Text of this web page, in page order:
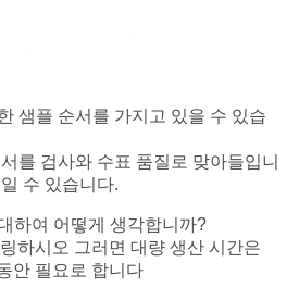
샘플 순서를 가지고 있을 수 있습
를 검사와 수표 품질로 맞아들입니
수 있습니다.
하여 어떻게 생각합니까?
하시오 그러면 대량 생산 시간은
안 필요로 합니다